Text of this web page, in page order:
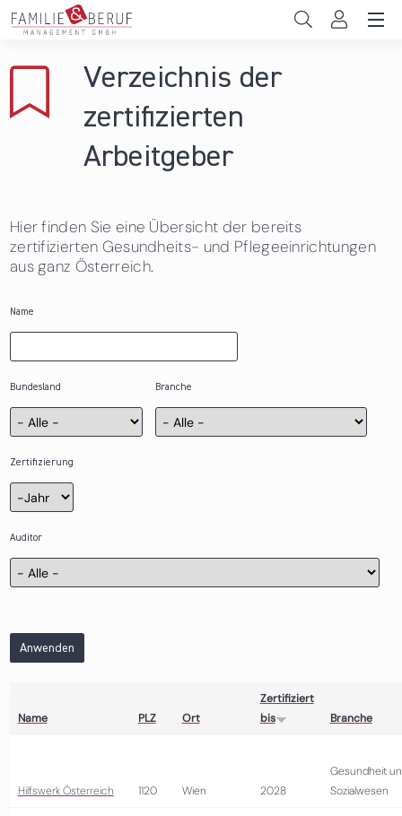
Direkt zum Inhalt
Gemeinden
Das sind wir
News & Events
Verzeichnis der
zertifizierten
Arbeitgeber
Hier finden Sie eine Übersicht der bereits
zertifizierten Gesundheits- und Pflegeeinrichtungen
aus ganz Österreich.
Name
Bundesland Branche
Zertifizierung
Zertifizierung
Jahr
Auditor
Anwenden
Name PLZ Ort
Zertifiziert
bis
Branche
Hilfswerk Österreich 1120 Wien 2028
Gesundheit
Sozialwesen